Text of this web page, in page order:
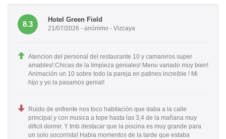
8.3
Hotel Green Field
21/07/2026 - anónimo - Vizcaya
Atencion del personal del restaurante 10 y camareros super
amables! Chicas de la limpieza geniales! Menu variado muy bien!
Animación un 10 sobre todo la pareja en patines increible ! Mi
hijo y yo la pasamos genial!
Ruido de enfrente nos toco habitación que daba a la calle
principal y con musica a tope hasta las 3,4 de la mañana muy
dificil dormir. Y tmb destacar que la piscina es muy grande para
un solo socorrista! Habia momentos de la tarde que estaba